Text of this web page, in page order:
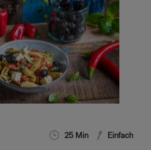
25 Min Einfach